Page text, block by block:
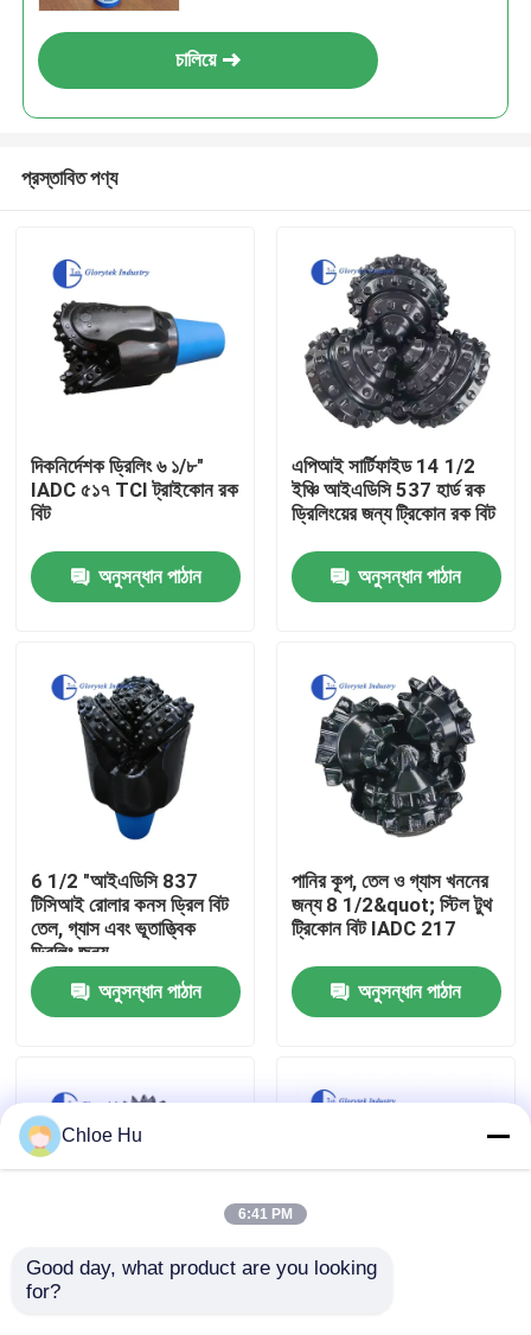
আমাদের সম্পর্কে
কারখানা ভ্রমণ
মান নিয়ন্ত্রণ
খবর
মামলা
উদ্ধৃতির জন্য আবেদন
চালিয়ে
প্রস্তাবিত পণ্য
দিকনির্দেশক ড্রিলিং ৬ ১/৮"
IADC ৫১৭ TCI ট্রাইকোন রক
বিট
অনুসন্ধান পাঠান
এপিআই সার্টিফাইড 14 1/2
ইঞ্চি আইএডিসি 537 হার্ড রক
ড্রিলিংয়ের জন্য ট্রিকোন রক বিট
অনুসন্ধান পাঠান
6 1/2 "আইএডিসি 837
টিসিআই রোলার কনস ড্রিল বিট
তেল, গ্যাস এবং ভূতাত্ত্বিক
ড্রিলিং জন্য
অনুসন্ধান পাঠান
পানির কূপ, তেল ও গ্যাস খননের
জন্য 8 1/2&quot; স্টিল টুথ
ট্রিকোন বিট IADC 217
অনুসন্ধান পাঠান
12 1/2 ইঞ্চি IADC 127
Chloe Hu
6:41 PM
Good day, what product are you looking
for?